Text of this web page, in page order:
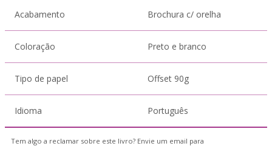
Acabamento Brochura c/ orelha
Coloração Preto e branco
Tipo de papel Offset 90g
Idioma Português
Tem algo a reclamar sobre este livro? Envie um email para